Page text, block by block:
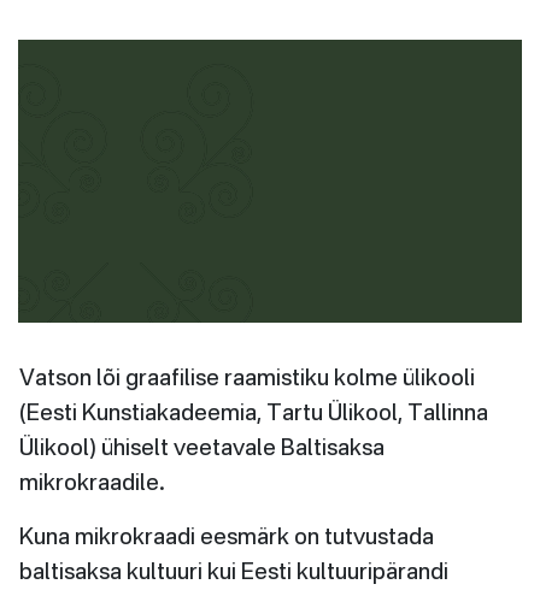
Vatson lõi graafilise raamistiku kolme ülikooli
(Eesti Kunstiakadeemia, Tartu Ülikool, Tallinna
Ülikool) ühiselt veetavale Baltisaksa
mikrokraadile.
Kuna mikrokraadi eesmärk on tutvustada
baltisaksa kultuuri kui Eesti kultuuripärandi